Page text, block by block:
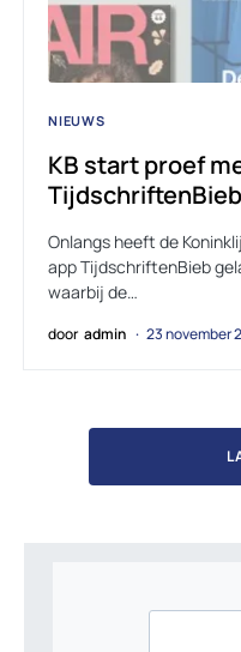
NIEUWS
KB start proef
TijdschriftenBieb
Onlangs heeft de
app TijdschriftenBieb
waarbij de…
door admin 23 november